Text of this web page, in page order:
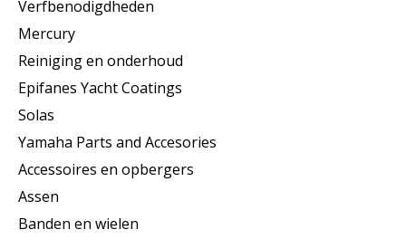
Verfbenodigdheden
Mercury
Reiniging en onderhoud
Epifanes Yacht Coatings
Solas
Yamaha Parts and Accesories
Accessoires en opbergers
Assen
Banden en wielen